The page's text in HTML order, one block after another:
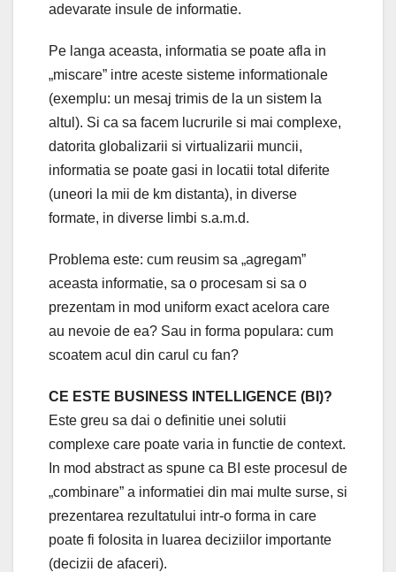
adevarate insule de informatie.
Pe langa aceasta, informatia se poate afla in
„miscare” intre aceste sisteme informationale
(exemplu: un mesaj trimis de la un sistem la
altul). Si ca sa facem lucrurile si mai complexe,
datorita globalizarii si virtualizarii muncii,
informatia se poate gasi in locatii total diferite
(uneori la mii de km distanta), in diverse
formate, in diverse limbi s.a.m.d.
Problema este: cum reusim sa „agregam”
aceasta informatie, sa o procesam si sa o
prezentam in mod uniform exact acelora care
au nevoie de ea? Sau in forma populara: cum
scoatem acul din carul cu fan?
CE ESTE BUSINESS INTELLIGENCE (BI)?
Este greu sa dai o definitie unei solutii
complexe care poate varia in functie de context.
In mod abstract as spune ca BI este procesul de
„combinare” a informatiei din mai multe surse, si
prezentarea rezultatului intr-o forma in care
poate fi folosita in luarea deciziilor importante
(decizii de afaceri).